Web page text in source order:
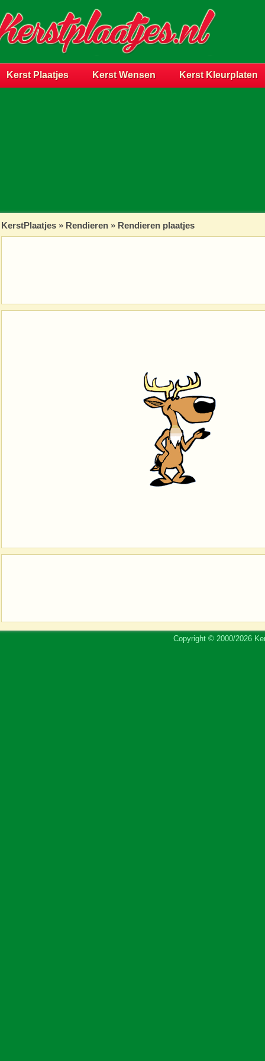
Kerst Plaatjes Kerst Wensen Kerst Kleurplaten
KerstPlaatjes » Rendieren » Rendieren plaatjes
Copyright © 2000/2026